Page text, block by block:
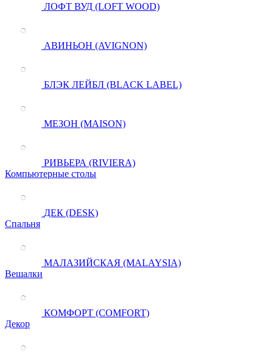
ЛОФТ ВУД (LOFT WOOD)
АВИНЬОН (AVIGNON)
БЛЭК ЛЕЙБЛ (BLACK LABEL)
МЕЗОН (MAISON)
РИВЬЕРА (RIVIERA)
Компьютерные столы
ДЕК (DESK)
Спальня
МАЛАЗИЙСКАЯ (MALAYSIA)
Вешалки
КОМФОРТ (COMFORT)
Декор